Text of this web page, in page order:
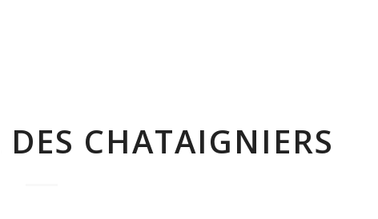
CHATAIGNIERS